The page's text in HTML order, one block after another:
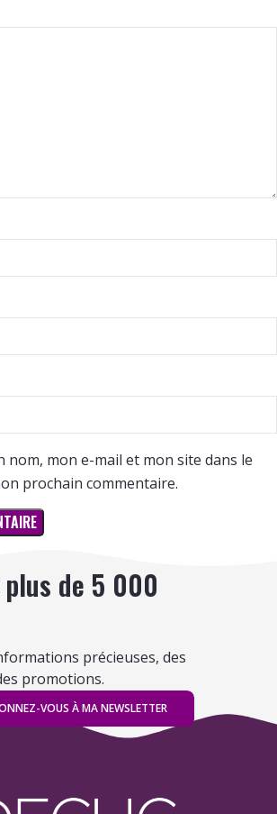
nom, mon e-mail et mon site dans le
prochain commentaire.
de 5 000
précieuses, des
promotions.
VOUS À MA NEWSLETTER